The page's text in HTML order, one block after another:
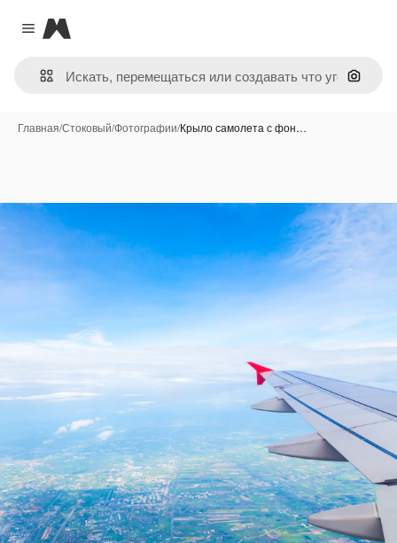
Close menu
Magnific
Поиск
Главная/Стоковый/Фотографии/Крыло самолета с фон…